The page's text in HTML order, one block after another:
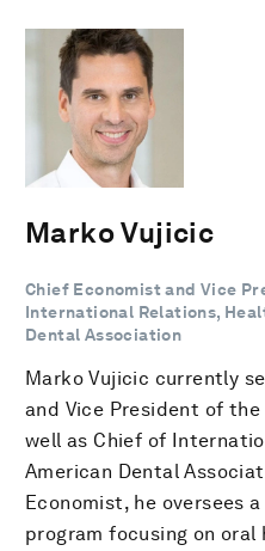
Marko Vujicic
Chief Economist and Vice
International Relations,
Dental Association
Marko Vujicic currently
and Vice President of
well as Chief of
American Dental
Economist, he oversees
program focusing on